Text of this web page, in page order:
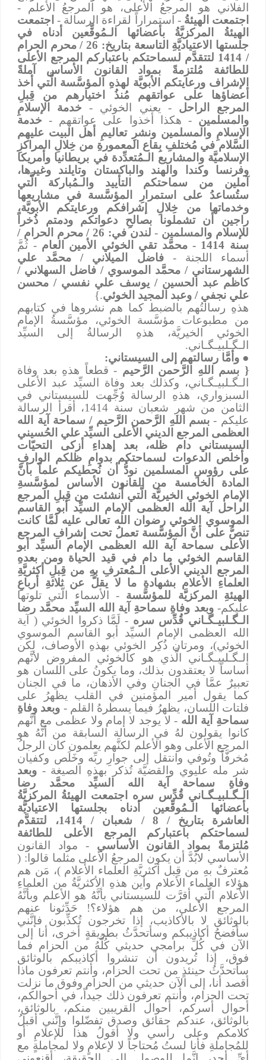
الفلاني هو المرجعُ الأعلى، هو المرجعُ الأعلم -
اجتمعت الهيئةُ- استمراراً لقراءة الرسالة -اجتمعت
الهيئةُ المركزيَّةُ بأعضائها الـمُوقِّعين أدناه في
جلستها الاعتياديَّةِ التاسعة بتاريخ: 26 / محرم الحرام
/ 1414 لتتقدَّم لسماحتكم باعتباركم المرجع الأعلى
للطائفة مُلتزمةً بمواد القانون الأساس آملةً
الإشراف ورعايتكم الأبويَّة لهذهِ المؤسَّسة الَّتي أخذ
أعضاؤها على عواتقهم مُنذُ اختيارهم من قِبلِ
المرجع الراحل- يعني الخوئي -
خدمة الإسلامِ
والمسلمين- هكذا أخذوا على عواتقهم - خدمة
الإسلامِ والمسلمين ونشرِ تعاليمِ أهل البيت عليهم
السَّلام في مُختلفِ بِقاع المعمورةِ من خِلالِ المراكزِ
الإسلاميَّة والمشاريع الـمُتعدِّدة في بريطانيا وأمريكا
وفرنسا وكندا
والهند والباكستان وتايلند وغيرها،
آملين من سماحتكم التأييد والـمُباركة الَّتي
ستُساعدُ على استمرارِ المؤسَّسة في مشاريعها
وخدماتها من خِلالِ إشرافكم ورعايتكم الأبويَّة،
راجين أن تشملونا بصالحِ دعواتكم ودمتم ذُخراً
للإسلام والمسلمين-
لندن في: 26 / محرم الحرام /
سنة 1414 - محمَّد تقي الخوئي الأمين العام
- ثُمَّ
أسماء اللجنة - فاضل الميلاني / محمَّد علي
الشهرستاني / محمَّد الموسوي / فاضل السهلاني /
كاظم عبد الحسين / يوسف علي نفسي / محسن
علي نجفي / وعبد المجيد الخوئي.}
هذهِ رسالتُهم بالضبط كما هم نشروها في كتابهم
من مطبوعات مؤسَّسة الخوئي، مؤسَّسةُ الإمام
الخوئي الخيريَّة، هذهِ الرسالةُ إلى السيِّد
الـﮕـلبيـﮕـاني.
●وأمَّا رسالتهم إلى السيستاني:
{ بسم اللهِ الرَّحمن الرَّحيم- قطعاً هذهِ بعد وفاة
الـﮕـلبيـﮕـاني ، وكذلك بعد وفاة السيِّد عبد الأعلى
السبزواري، هذهِ الرسالة وُجِّهت للسيستاني في
الثامن من شهرِ شعبان سنة 1414، أقرأ الرسالة
عليكم -بسم اللهِ الرَّحمن الرَّحيم / سماحة آية الله
العظمى المرجع الديني الأعلى السيِّد علي الحُسيني
السيستاني دام ظله، بعد إهداءِ أزكى التحيّات
وأخلص الدعوات لسماحتكم بدوامِ ظلكم الوارفِ
على رؤوسِ المسلمين نودُّ أن نُحطيكم علماً بأنَّ
المادة الخامسة من القانون الأساس لمؤسَّسةِ
الإمام الخوئي الخيريَّة الَّتي أُنشئت من قِبلِ المرجع
الراحل آية الله العظمى الإمام السيِّد أبو القاسم
الموسوي الخوئي رضوان الله تعالى عليه لَمَّا كانت
تنصُّ على أنَّ المؤسَّسة تعملُ تحت إشرافِ المرجع
الأعلى سماحة آية الله العظمى الإمام السيِّد أبو
القاسم الخوئي ما دام في قيد الحياة ومن بعدهِ
المرجع الديني الأعلى الـمُعترفِ بهِ من قِبلِ أكثريَّةِ
العلماءِ الأعلام بشهادةِ ما لا يقلُّ عن ثلاثةِ أرباعِ
الهيئةِ المركزيَّة للمؤسَّسة - الأسماء الَّتي تلوتها
عليكم-وبعد وفاةِ سماحةِ آية الله السيِّد محمَّد رضا
الـﮕـلبيـﮕـاني قُدِّس سره- لَمَّا ذكروا الخوئي ( آية
الله العظمى الإمام السيِّد أبو القاسم الموسوي
الخوئي)، ومرتان ذُكِر الخوئي بهذهِ الأوصاف، لكن
الـﮕـلبيـﮕـاني الَّذي هو كالخوئي المفروض لأنَّهم
أساساً لا يعتقدون بذلك، وما يكونُ على اللسان هو
تعبيرٌ عمَّا في الجنانِ وفي الأذهان، ما في الجنان
كما يقول أمير المؤمنين في القلب يظهرُ على
فلتات اللسان، يظهرُ فيما يسطرهُ القلم -وبعد وفاةِ
سماحةِ آية الله- لا يوجد لا إمام ولا عظمى مع أنَّهم
كانوا يقولون لهُ في الرسالة السابقة من أنَّهُ هو
المرجع الأعلى وهو الأعلم لكنَّهم يعلمون كان الرجلُ
مُخرفَّاً وتُوفي وانتقل إلى جوارِ ربِّه وخَلَص وكفيان
شر مله عليوي والقضيَّة تُذكر بهذهِ الصيغة - وبعد
وفاةِ سماحة آية الله السيِّد محمَّد رضا
الـﮕـلبيـﮕـاني قُدِّس سره اجتمعت الهيئةُ المركزيَّةُ
بأعضائها الـمُوقِّعين أدناه بجلستها الاعتياديَّة
العاشرة بتاريخ / 8 / شعبان / 1414، لتتقدَّم
لسماحتكم باعتباركم المرجع الأعلى للطائفة
مُلتزمةً بمواد القانون الأساسي- مواد القانون
الأساسي لابُدَّ أن يكون المرجعُ الأعلى مثلما قالوا: (
مُعترفٌ بهِ من قِبل أكثريَّةِ العلماء الأعلام )، مَن هم
هؤلاء العلماء الأعلام وأين هذهِ الأكثريَّةُ من العلماءِ
الأعلام الَّتي أقرَّت للسيستاني بأنَّهُ هو الأعلم وبأنَّهُ
المرجع الأعلى، من هم هؤلاء؟! حَدِّثونا عنهم
بالوثائق لا بالأكاذيب، إذا تخرجون تُكذِّبون فإنَّني
سأفضحُ أكاذيبكم وسأتحدَّثُ بطريقةٍ أخرى، أنا إلى
الآن في كُلِّ برامجي حديثي كُلُّهُ من الحزام فما
فوق، إذا تُريدون أن تنشروا أكاذيبكم بالوثائق
سأتحدَّثُ حينئذٍ من تحت الحزام، وأنتم تعرفون ماذا
أقصد أنا، إلى الآن حديثي من الحزام وفوق ما نزلت
تحت الحزام، وأنتم تعرفون ذلك جيداً، في أحوالكم،
أحوال أسركم، أحوال القريبين منكم، بالوثائق،
بالوثائق، عندكم حقائق وصدق تفضّلوا وإنَّني أقبلُ
كلامكم وعلى رأسي ولا أقولُ هذا للإعلامِ أو
للمُجاملةِ فأنا لستُ مُحتاجاً لا لإعلامٍ ولا لمجاملةٍ مع